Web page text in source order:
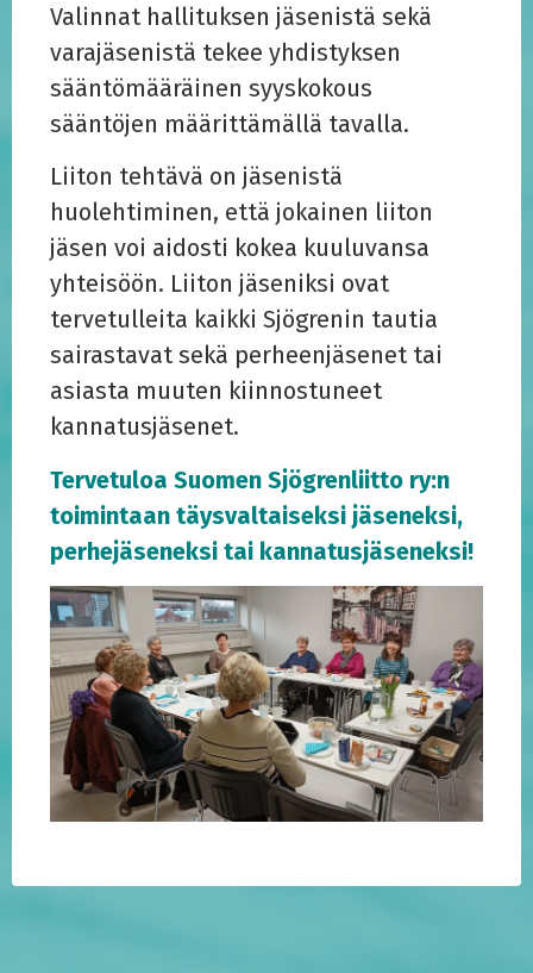
Valinnat hallituksen jäsenistä sekä
varajäsenistä tekee yhdistyksen
sääntömääräinen syyskokous
sääntöjen määrittämällä tavalla.
Liiton tehtävä on jäsenistä
huolehtiminen, että jokainen liiton
jäsen voi aidosti kokea kuuluvansa
yhteisöön. Liiton jäseniksi ovat
tervetulleita kaikki Sjögrenin tautia
sairastavat sekä perheenjäsenet tai
asiasta muuten kiinnostuneet
kannatusjäsenet.
Tervetuloa Suomen Sjögrenliitto ry:n
toimintaan täysvaltaiseksi jäseneksi,
perhejäseneksi tai kannatusjäseneksi!